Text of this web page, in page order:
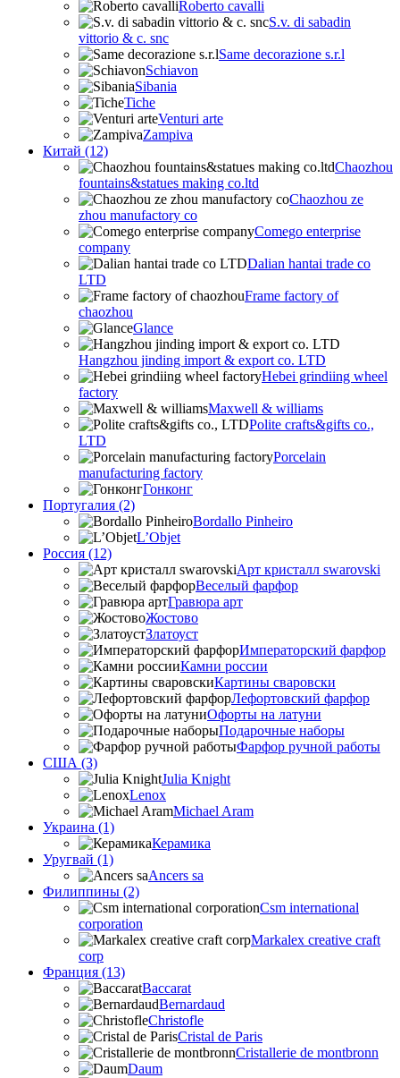
Roberto cavalli
S.v. di sabadin
vittorio & c. snc
Same decorazione s.r.l
Schiavon
Sibania
Tiche
Venturi arte
Zampiva
Китай (12)
Chaozhou
fountains&statues making co.ltd
Chaozhou ze
zhou manufactory co
Comego enterprise
company
Dalian hantai trade co
LTD
Frame factory of
chaozhou
Glance
Hangzhou jinding import & export co. LTD
Hebei grindiing wheel
factory
Maxwell & williams
Polite crafts&gifts co.,
LTD
Porcelain
manufacturing factory
Гонконг
Португалия (2)
Bordallo Pinheiro
L’Objet
Россия (12)
Арт кристалл swarovski
Веселый фарфор
Гравюра арт
Жостово
Златоуст
Императорский фарфор
Камни россии
Картины сваровски
Лефортовский фарфор
Офорты на латуни
Подарочные наборы
Фарфор ручной работы
США (3)
Julia Knight
Lenox
Michael Aram
Украина (1)
Керамика
Уругвай (1)
Ancers sa
Филиппины (2)
Csm international
corporation
Markalex creative craft
corp
Франция (13)
Baccarat
Bernardaud
Christofle
Cristal de Paris
Cristallerie de montbronn
Daum